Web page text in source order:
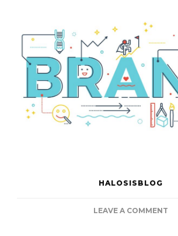
HALOSISBLOG
LEAVE A COMMENT